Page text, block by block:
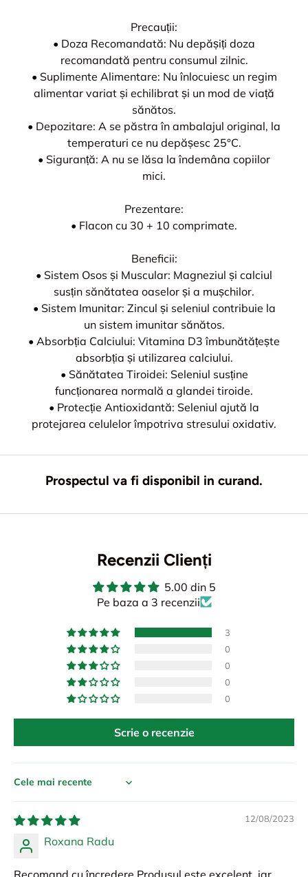
Precauții:
• Doza Recomandată: Nu depășiți doza
recomandată pentru consumul zilnic.
• Suplimente Alimentare: Nu înlocuiesc un regim
alimentar variat și echilibrat și un mod de viață
sănătos.
• Depozitare: A se păstra în ambalajul original, la
temperaturi ce nu depășesc 25°C.
• Siguranță: A nu se lăsa la îndemâna copiilor
mici.
Prezentare:
• Flacon cu 30 + 10 comprimate.
Beneficii:
• Sistem Osos și Muscular: Magneziul și calciul
susțin sănătatea oaselor și a mușchilor.
• Sistem Imunitar: Zincul și seleniul contribuie la
un sistem imunitar sănătos.
• Absorbția Calciului: Vitamina D3 îmbunătățește
absorbția și utilizarea calciului.
• Sănătatea Tiroidei: Seleniul susține
funcționarea normală a glandei tiroide.
• Protecție Antioxidantă: Seleniul ajută la
protejarea celulelor împotriva stresului oxidativ.
Prospectul va fi disponibil in curand.
Recenzii Clienți
5.00 din 5
Pe baza a 3 recenzii
3
0
0
0
0
Scrie o recenzie
Sort by
12/08/2023
Roxana Radu
Recomand cu încredere Produsul este excelent, iar